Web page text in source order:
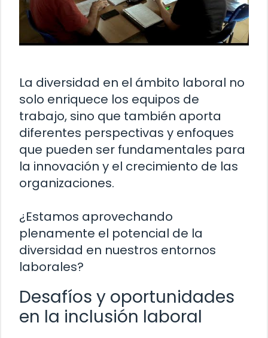
La diversidad en el ámbito laboral no
solo enriquece los equipos de
trabajo, sino que también aporta
diferentes perspectivas y enfoques
que pueden ser fundamentales para
la innovación y el crecimiento de las
organizaciones.
¿Estamos aprovechando
plenamente el potencial de la
diversidad en nuestros entornos
laborales?
Desafíos y oportunidades
en la inclusión laboral